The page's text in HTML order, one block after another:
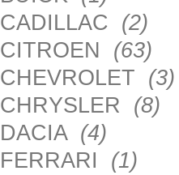
CADILLAC (2)
CITROEN (63)
CHEVROLET (3)
CHRYSLER (8)
DACIA (4)
FERRARI (1)